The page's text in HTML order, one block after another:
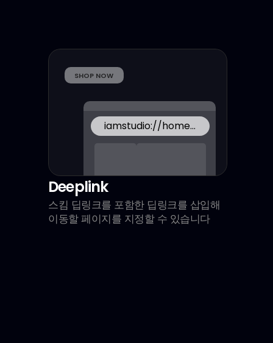
SHOP NOW
iamstudio://home…
iamstudio://home…
Deeplink
스킴 딥링크를 포함한 딥링크를 삽입해
이동할 페이지를 지정할 수 있습니다